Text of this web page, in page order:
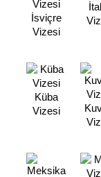
İsviçre
Vizesi
Küba
Vizesi